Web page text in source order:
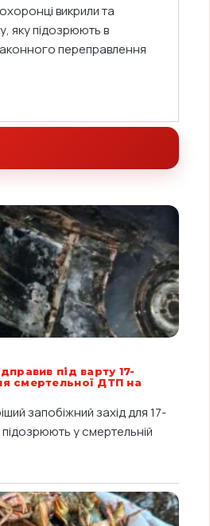
викрили та
яку підозрюють в
переправлення
під варту 17-
смертельної ДТП на
запобіжний захід для 17-
підозрюють у смертельній